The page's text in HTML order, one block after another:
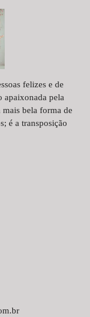
felizes e de
apaixonada pela
bela forma de
é a transposição